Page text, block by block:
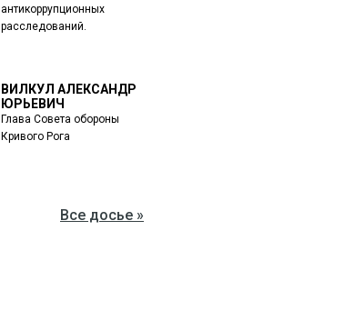
антикоррупционных
расследований.
ВИЛКУЛ АЛЕКСАНДР
ЮРЬЕВИЧ
Глава Совета обороны
Кривого Рога
Все досье »